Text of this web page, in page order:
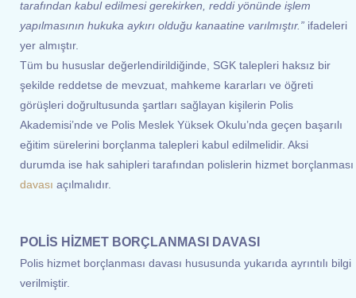
tarafından kabul edilmesi gerekirken, reddi yönünde işlem
yapılmasının hukuka aykırı olduğu kanaatine varılmıştır.” ifadeleri
yer almıştır.
Tüm bu hususlar değerlendirildiğinde, SGK talepleri haksız bir
şekilde reddetse de mevzuat, mahkeme kararları ve öğreti
görüşleri doğrultusunda şartları sağlayan kişilerin Polis
Akademisi’nde ve Polis Meslek Yüksek Okulu’nda geçen başarılı
eğitim sürelerini borçlanma talepleri kabul edilmelidir. Aksi
durumda ise hak sahipleri tarafından polislerin hizmet borçlanması
davası açılmalıdır.
POLİS HİZMET BORÇLANMASI DAVASI
Polis hizmet borçlanması davası hususunda yukarıda ayrıntılı bilgi
verilmiştir.